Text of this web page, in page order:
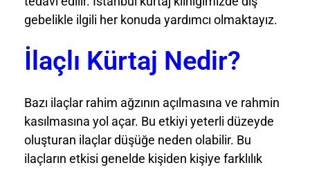
gebelikle ilgili her konuda yardımcı olmaktayız.
İlaçlı Kürtaj Nedir?
Bazı ilaçlar rahim ağzının açılmasına ve rahmin
kasılmasına yol açar. Bu etkiyi yeterli düzeyde
oluşturan ilaçlar düşüğe neden olabilir. Bu
ilaçların etkisi genelde kişiden kişiye farklılık